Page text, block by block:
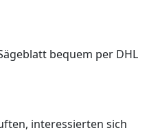
bequem per DHL
interessierten sich